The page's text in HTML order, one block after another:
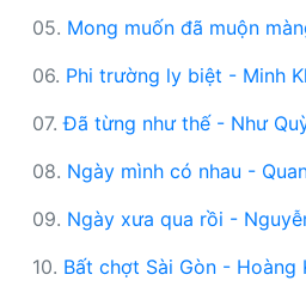
05. Mong muốn đã muộn
06. Phi trường ly biệt - Minh
07.Đã từng như thế - Như
08. Ngày mình có nhau -
09. Ngày xưa qua rồi -
10. Bất chợt Sài Gòn - Hoàng